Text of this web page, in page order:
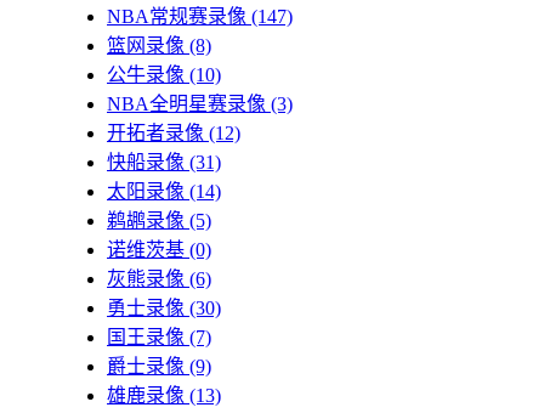
NBA常规赛录像 (147)
篮网录像 (8)
公牛录像 (10)
NBA全明星赛录像 (3)
开拓者录像 (12)
快船录像 (31)
太阳录像 (14)
鹈鹕录像 (5)
诺维茨基 (0)
灰熊录像 (6)
勇士录像 (30)
国王录像 (7)
爵士录像 (9)
雄鹿录像 (13)